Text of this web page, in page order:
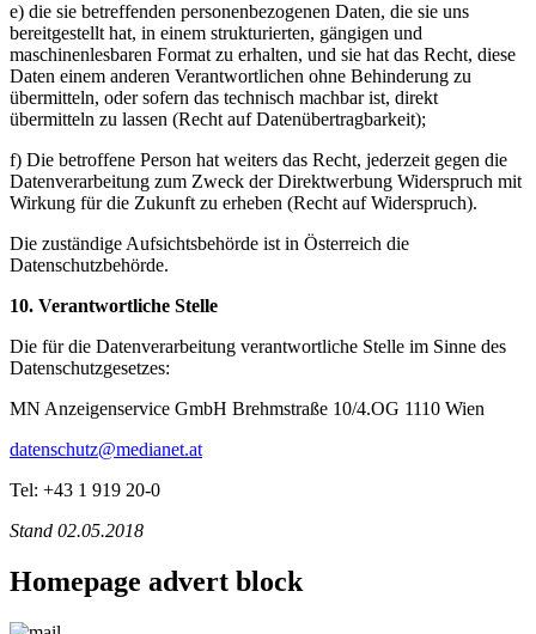
e) die sie betreffenden personenbezogenen Daten, die sie uns
bereitgestellt hat, in einem strukturierten, gängigen und
maschinenlesbaren Format zu erhalten, und sie hat das Recht, diese
Daten einem anderen Verantwortlichen ohne Behinderung zu
übermitteln, oder sofern das technisch machbar ist, direkt
übermitteln zu lassen (Recht auf Datenübertragbarkeit);
f) Die betroffene Person hat weiters das Recht, jederzeit gegen die
Datenverarbeitung zum Zweck der Direktwerbung Widerspruch mit
Wirkung für die Zukunft zu erheben (Recht auf Widerspruch).
Die zuständige Aufsichtsbehörde ist in Österreich die
Datenschutzbehörde.
10. Verantwortliche Stelle
Die für die Datenverarbeitung verantwortliche Stelle im Sinne des
Datenschutzgesetzes:
MN Anzeigenservice GmbH Brehmstraße 10/4.OG 1110 Wien
datenschutz@medianet.at
Tel: +43 1 919 20-0
Stand 02.05.2018
Homepage advert block